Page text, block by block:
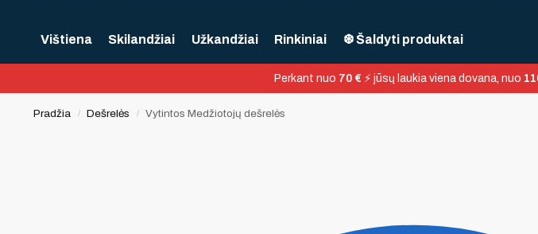
Vištiena Skilandžiai Užkandžiai Rinkiniai ❆ Šaldyti produktai
Perkant nuo 70 € ⚡ jūsų laukia viena dovana, nuo
Pradžia / Dešrelės / Vytintos Medžiotojų dešrelės